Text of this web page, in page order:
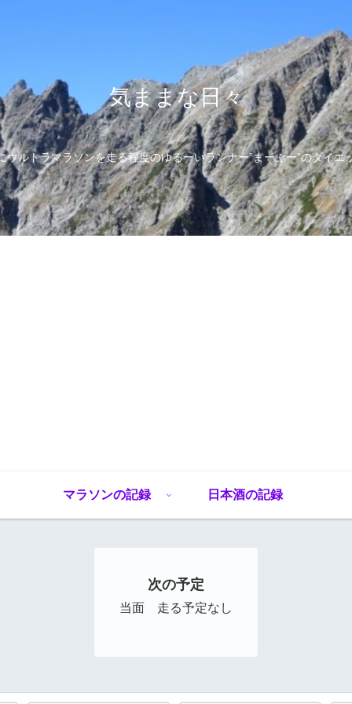
気ままな日々
ウルトラマラソンを走る程度のゆるーいランナー”まーぶー”のダイエ
マラソンの記録 日本酒の記録
次の予定
当面 走る予定なし